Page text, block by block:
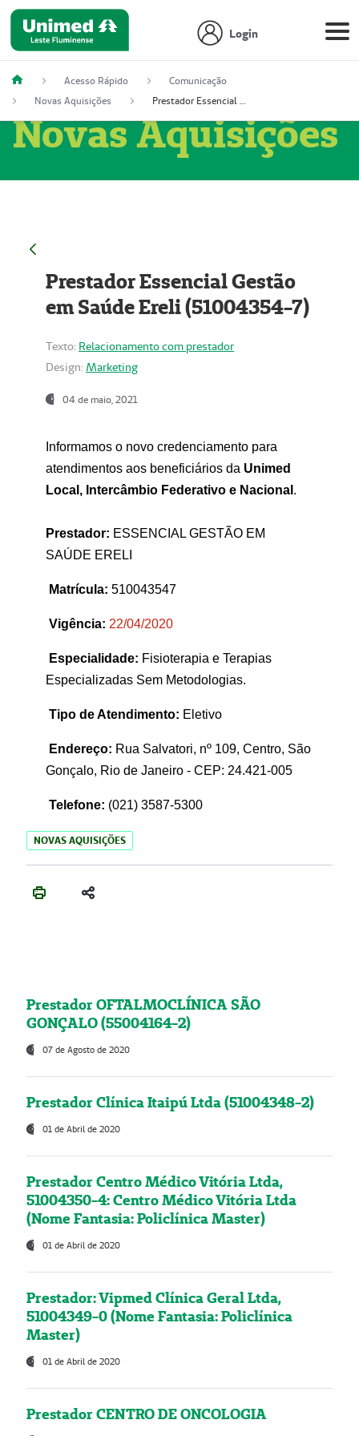
Login
Acesso Rápido
Comunicação
Novas Aquisições
Prestador Essencial Gestão em Saúde Ereli (51004354-7)
Novas Aquisições
Prestador Essencial Gestão
em Saúde Ereli (51004354-7)
Texto: Relacionamento com prestador
Design: Marketing
04 de maio, 2021
Informamos o novo credenciamento para
atendimentos aos beneficiários da Unimed
Local, Intercâmbio Federativo e Nacional .
Prestador: ESSENCIAL GESTÃO EM
SAÚDE ERELI
Matrícula: 510043547
Vigência: 22/04/2020
Especialidade: Fisioterapia e Terapias
Especializadas Sem Metodologias.
Tipo de Atendimento: Eletivo
Endereço: Rua Salvatori, nº 109, Centro, São
Gonçalo, Rio de Janeiro - CEP: 24.421-005
Telefone: (021) 3587-5300
NOVAS AQUISIÇÕES
Prestador OFTALMOCLÍNICA SÃO
GONÇALO (55004164-2)
07 de Agosto de 2020
Prestador Clínica Itaipú Ltda (51004348-2)
01 de Abril de 2020
Prestador Centro Médico Vitória Ltda,
51004350-4: Centro Médico Vitória Ltda
(Nome Fantasia: Policlínica Master)
01 de Abril de 2020
Prestador: Vipmed Clínica Geral Ltda,
51004349-0 (Nome Fantasia: Policlínica
Master)
01 de Abril de 2020
Prestador CENTRO DE ONCOLOGIA